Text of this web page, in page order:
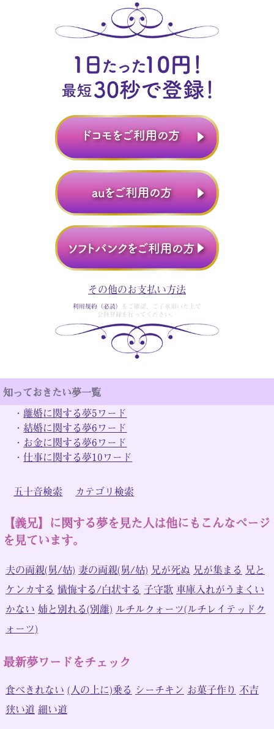
その他のお支払い方法
利用規約（必読）
をご確認、ご了承頂いた上で
会員登録を行ってください。
知っておきたい夢一覧
・ 離婚に関する夢5ワード
・ 結婚に関する夢6ワード
・ お金に関する夢6ワード
・仕事に関する夢10ワード
五十音検索 カテゴリ検索
【義兄】に関する夢を見た人は他にもこんなページ
を見ています。
夫の両親(舅/姑) 妻の両親(舅/姑) 兄が死ぬ 兄が集まる 兄と
ケンカする 懺悔する/白状する 子守歌 車庫入れがうまくい
かない 姉と別れる(別離) ルチルクォーツ(ルチレイテッドク
ォーツ)
最新夢ワードをチェック
食べきれない (人の上に)乗る シーチキン お菓子作り 不吉
狭い道 細い道